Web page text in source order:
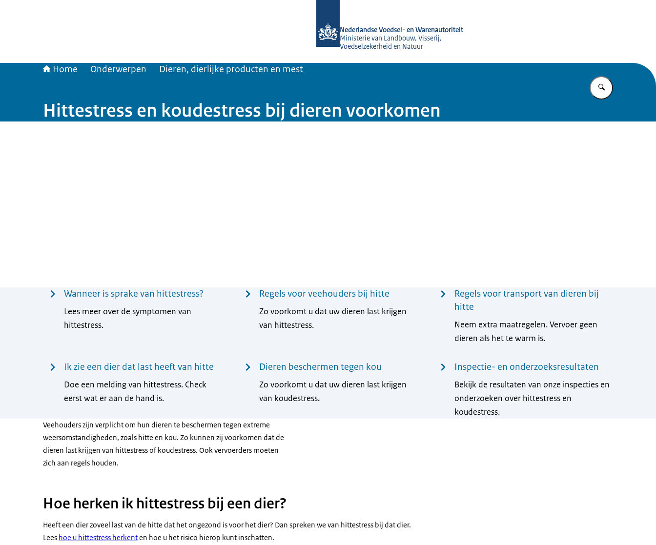
Nederlandse Voedsel- en Warenautoriteit
Ministerie van Landbouw, Visserij,
Voedselzekerheid en Natuur
Home Onderwerpen Dieren, dierlijke producten en mest
Vul in wat u
Hittestress en koudestress bij dieren voorkomen
Wanneer is sprake van hittestress?
Lees meer over de symptomen van
hittestress.
Regels voor veehouders bij hitte
Zo voorkomt u dat uw dieren last krijgen
van hittestress.
Regels voor transport van dieren bij
hitte
Neem extra maatregelen. Vervoer geen
dieren als het te warm is.
Ik zie een dier dat last heeft van hitte
Doe een melding van hittestress. Check
eerst wat er aan de hand is.
Dieren beschermen tegen kou
Zo voorkomt u dat uw dieren last krijgen
van koudestress.
Inspectie- en onderzoeksresultaten
Bekijk de resultaten van onze inspecties en
onderzoeken over hittestress en
koudestress.
Veehouders zijn verplicht om hun dieren te beschermen tegen extreme
weersomstandigheden, zoals hitte en kou. Zo kunnen zij voorkomen dat de
dieren last krijgen van hittestress of koudestress. Ook vervoerders moeten
zich aan regels houden.
Hoe herken ik hittestress bij een dier?
Heeft een dier zoveel last van de hitte dat het ongezond is voor het dier? Dan spreken we van hittestress bij dat dier.
Lees hoe u hittestress herkenten hoe u het risico hierop kunt inschatten.